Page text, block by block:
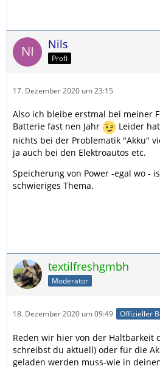
Nils
Profi
17. Dezember 2020 um 23:15
Also ich bleibe erstmal bei meiner
Batterie fast nen Jahr
Leider
nichts bei der Problematik "Akku"
ja auch bei den Elektroautos etc.
Speicherung von Power -egal wo -
schwieriges Thema.
textilfreshgmbh
Moderator
18. Dezember 2020 um 09:49 Offizieller
Reden wir hier von der Haltbarkeit
schreibst du aktuell) oder für die
geladen werden muss-wie in